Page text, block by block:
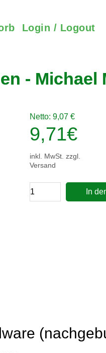
Login / Logout
- Michael
Netto: 9,07 €
9,71€
inkl. MwSt. zzgl.
Versand
In